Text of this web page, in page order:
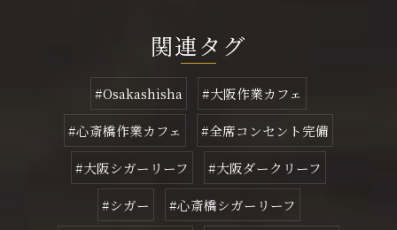
関連タグ
#Osakashisha
#大阪作業カフェ
#心斎橋作業カフェ
#全席コンセント完備
#大阪シガーリーフ
#大阪ダークリーフ
#シガー
#心斎橋シガーリーフ